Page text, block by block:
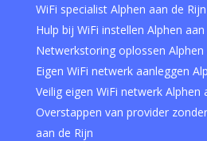
WiFi specialist Alphen aan de Rijn
Hulp bij WiFi instellen Alphen
Netwerkstoring oplossen Alphen
Eigen WiFi netwerk aanleggen
Veilig eigen WiFi netwerk Alphen
Overstappen van provider
aan de Rijn